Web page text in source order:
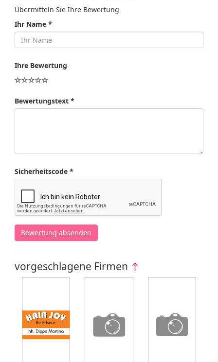
Übermitteln Sie Ihre Bewertung
Ihr Name *
Ihre Bewertung
Bewertungstext *
Sicherheitscode *
Bewertung absenden
vorgeschlagene Firmen ↑